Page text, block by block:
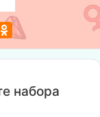
набора